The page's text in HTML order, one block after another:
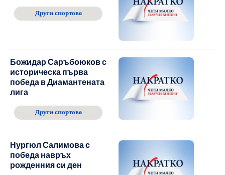
Други спортове
Божидар Саръбоюков с
историческа първа
победа в Диамантената
лига
Други спортове
Нургюл Салимова с
победа навръх
рожденния си ден